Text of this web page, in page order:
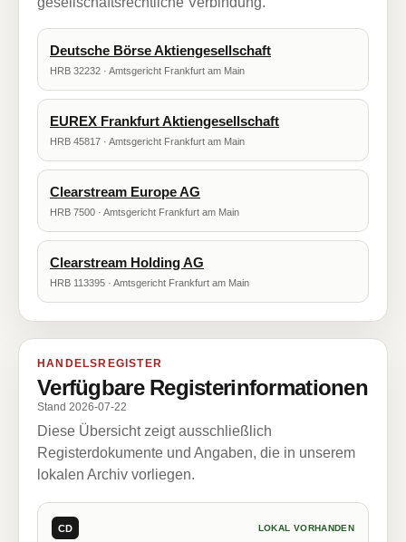
Deutsche Börse Aktiengesellschaft
HRB 32232 · Amtsgericht Frankfurt am Main
EUREX Frankfurt Aktiengesellschaft
HRB 45817 · Amtsgericht Frankfurt am Main
Clearstream Europe AG
HRB 7500 · Amtsgericht Frankfurt am Main
Clearstream Holding AG
HRB 113395 · Amtsgericht Frankfurt am Main
HANDELSREGISTER
Verfügbare Registerinformationen
Stand 2026-07-22
Diese Übersicht zeigt ausschließlich
Registerdokumente und Angaben, die in unserem
lokalen Archiv vorliegen.
CD LOKAL VORHANDEN